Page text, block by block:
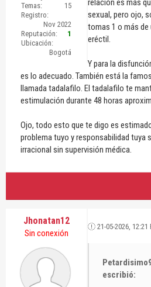
Temas:
15
Registro:
Nov 2022
Reputación:
1
Ubicación:
Bogotá
relación es más
sexual, pero ojo,
tomas 1 o más de
eréctil.
Y para la
es lo adecuado. También está la
llamada tadalafilo. El tadalafilo te
estimulación durante 48 horas
Ojo, todo esto que te digo es
problema tuyo y responsabilidad tuya
irracional sin supervisión médica.
Jhonatan12
Sin conexión
21-05-2026, 12:21
escribió: